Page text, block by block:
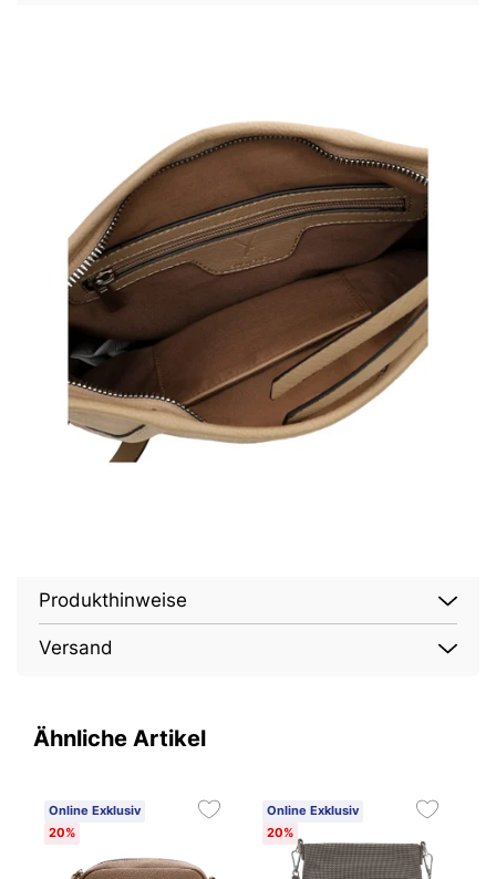
Produkthinweise
Versand
Ähnliche Artikel
Online Exklusiv
20%
Online Exklusiv
20%